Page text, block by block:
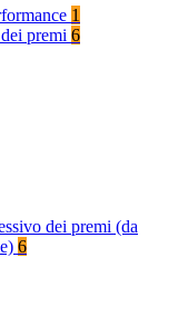
1
premi 6
dei premi (da
6